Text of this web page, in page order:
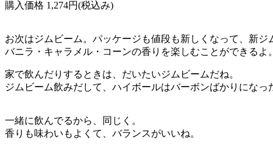
購入価格 1,274円(税込み)
お次はジムビーム。パッケージも値段も新しくなって、新ジ
バニラ・キャラメル・コーンの香りを楽しむことができるよ。
家で飲んだりするときは、だいたいジムビームだね。
ジムビーム飲みだして、ハイボールはバーボンばかりになっ
一緒に飲んでるから、同じく。
香りも味わいもよくて、バランスがいいね。